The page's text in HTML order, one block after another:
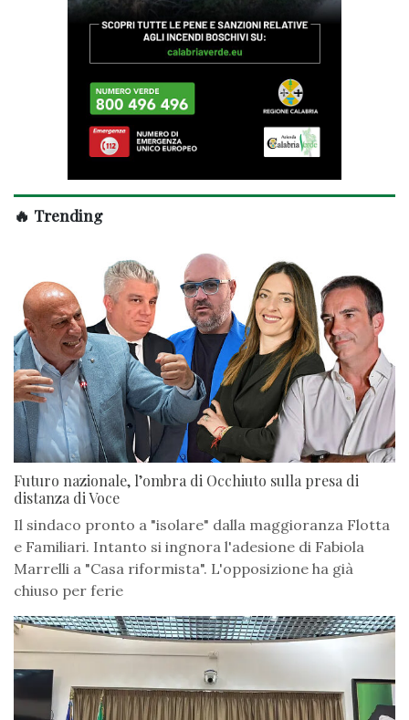
🔥 Trending
Futuro nazionale, l’ombra di Occhiuto sulla presa di
distanza di Voce
Il sindaco pronto a "isolare" dalla maggioranza Flotta
e Familiari. Intanto si ingnora l'adesione di Fabiola
Marrelli a "Casa riformista". L'opposizione ha già
chiuso per ferie